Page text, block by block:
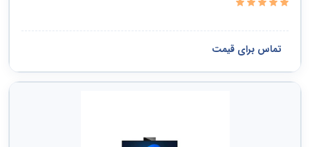
تماس برای قیمت